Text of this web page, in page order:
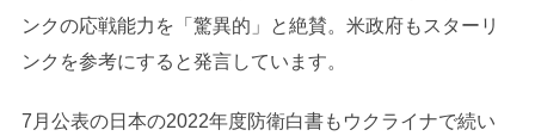
ンクの応戦能力を「驚異的」と絶賛。米政府もスターリ
ンクを参考にすると発言しています。
7月公表の日本の2022年度防衛白書もウクライナで続い